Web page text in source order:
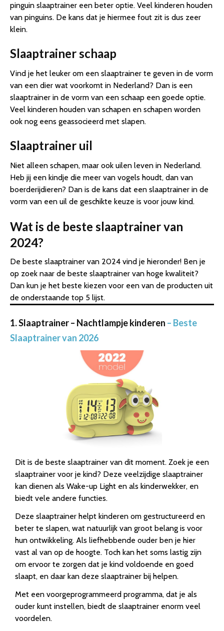
pinguin slaaptrainer een beter optie. Veel kinderen houden
van pinguins. De kans dat je hiermee fout zit is dus zeer
klein.
Slaaptrainer schaap
Vind je het leuker om een slaaptrainer te geven in de vorm
van een dier wat voorkomt in Nederland? Dan is een
slaaptrainer in de vorm van een schaap een goede optie.
Veel kinderen houden van schapen en schapen worden
ook nog eens geassocieerd met slapen.
Slaaptrainer uil
Niet alleen schapen, maar ook uilen leven in Nederland.
Heb jij een kindje die meer van vogels houdt, dan van
boerderijdieren? Dan is de kans dat een slaaptrainer in de
vorm van een uil de geschikte keuze is voor jouw kind.
Wat is de beste slaaptrainer van
2024?
De beste slaaptrainer van 2024 vind je hieronder! Ben je
op zoek naar de beste slaaptrainer van hoge kwaliteit?
Dan kun je het beste kiezen voor een van de producten uit
de onderstaande top 5 lijst.
1. Slaaptrainer – Nachtlampje kinderen – Beste
Slaaptrainer van 2026
Dit is de beste slaaptrainer van dit moment. Zoek je een
slaaptrainer voor je kind? Deze veelzijdige slaaptrainer
kan dienen als Wake-up Light en als kinderwekker, en
biedt vele andere functies.
Deze slaaptrainer helpt kinderen om gestructureerd en
beter te slapen, wat natuurlijk van groot belang is voor
hun ontwikkeling. Als liefhebbende ouder ben je hier
vast al van op de hoogte. Toch kan het soms lastig zijn
om ervoor te zorgen dat je kind voldoende en goed
slaapt, en daar kan deze slaaptrainer bij helpen.
Met een voorgeprogrammeerd programma, dat je als
ouder kunt instellen, biedt de slaaptrainer enorm veel
voordelen.